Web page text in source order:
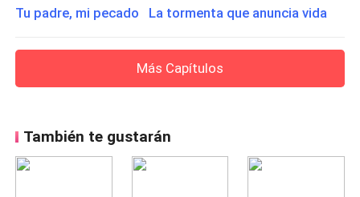
Tu padre, mi pecado La tormenta que anuncia vida
Más Capítulos
También te gustarán